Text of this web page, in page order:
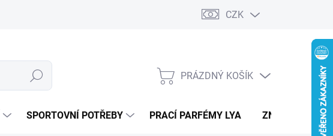
CZK
Hledat
NÁKUPNÍ
PRÁZDNÝ KOŠÍK
SPORTOVNÍ POTŘEBY PRACÍ PARFÉMY LYA ZNAČKY